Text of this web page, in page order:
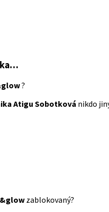
?
Atigu Sobotková nikdo
zablokovaný?